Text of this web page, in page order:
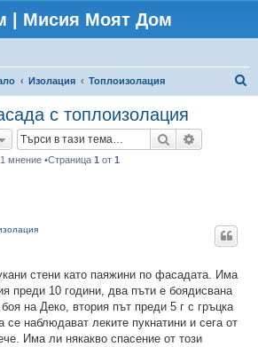
| Мисия Моят Дом
Изолация Топлоизолация
с топлоизолация
Търсене
1 мнение •Страница 1 от 1
стени като паяжини по фасадата. Има
преди 10 години, два пъти е боядисвана
на Деко, втория път преди 5 г с гръцка
наблюдават леките пукнатини и сега от
Има ли някакво спасение от този